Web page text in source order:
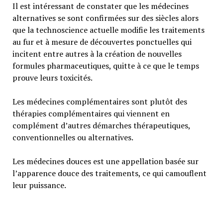
Il est intéressant de constater que les médecines
alternatives se sont confirmées sur des siècles alors
que la technoscience actuelle modifie les traitements
au fur et à mesure de découvertes ponctuelles qui
incitent entre autres à la création de nouvelles
formules pharmaceutiques, quitte à ce que le temps
prouve leurs toxicités.
Les médecines complémentaires sont plutôt des
thérapies complémentaires qui viennent en
complément d’autres démarches thérapeutiques,
conventionnelles ou alternatives.
Les médecines douces est une appellation basée sur
l’apparence douce des traitements, ce qui camouflent
leur puissance.